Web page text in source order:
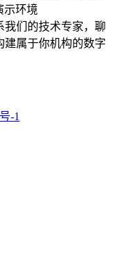
示环境
我们的技术专家，聊
建属于你机构的数字
-1